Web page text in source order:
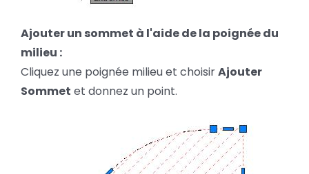
Ajouter un sommet à l'aide de la poignée du
milieu :
Cliquez une poignée milieu et choisirAjouter
Sommet et donnez un point.